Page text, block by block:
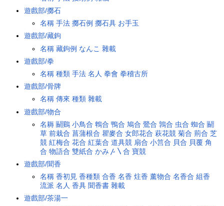
遊戲部/擲石
名稱 手法 擲石例 擲石具 お手玉
遊戲部/藏鉤
名稱 藏鉤例 なんこ 雜載
遊戲部/拳
名稱 種類 手法 名人 拳會 拳稽古所
遊戲部/骨牌
名稱 傳來 種類 雜載
遊戲部/物合
名耨 鬬鷄 小鳥合 鵯合 鴨合 鳩合 鶯合 鶉合 虫合 蜘合 鬬
草 前栽合 菖蒲根合 瞿麥合 女郎花合 萩花競 菊合 荊合 芝
競 紅梅合 花合 紅葉合 道具競 扇合 小筥合 貝合 貝覆 角
合 物語合 雙紙合 かみ〴〵合 寶競
遊戲部/聞香
名稱 香初見 香種類 合香 名香 炷香 薰物合 名香合 組香
流派 名人 香具 聞香書 雜載
遊戲部/茶湯一